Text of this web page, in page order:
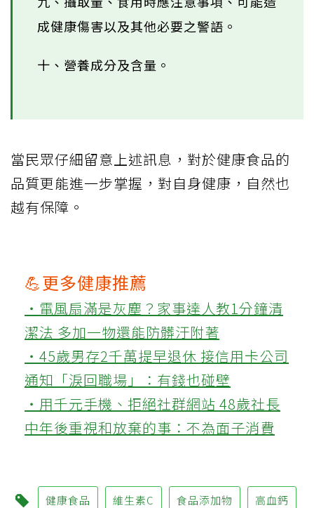
成健康傷害以及其他必要之警語。
十、營養成分及含量。
當民眾仔細留意上述訊息，對於健康食品的
品質更能進一步掌握，對自身健康，自然也
越有保障。
💪更多健康推薦
‧電風扇滿是灰塵？家事達人教1分鐘清
潔法 多加一物還能防髒汙附著
‧45歲男存2千萬提早退休 接信用卡公司
通知「淚回職場」：有錢也碰壁
‧用千元手機、拒絕社群網站 48歲社長
中年後重視和放棄的事：不為面子消費
健康食品 維生素C 食品添加物 高血鈣